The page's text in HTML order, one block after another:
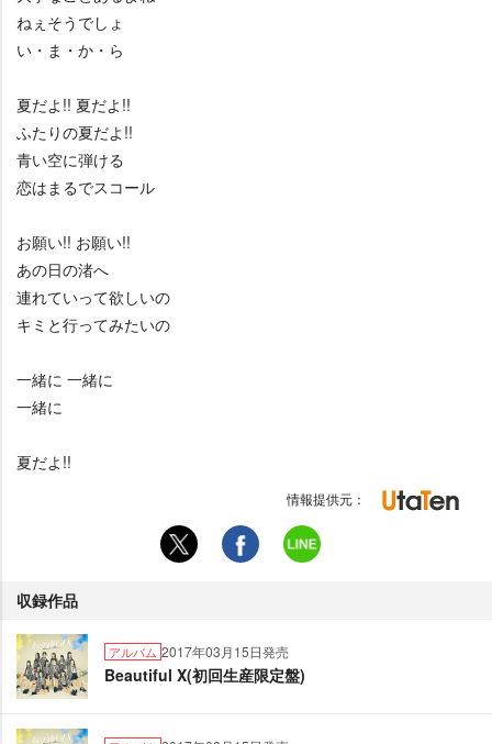
ねぇそうでしょ
い・ま・か・ら
夏だよ!! 夏だよ!!
ふたりの夏だよ!!
青い空に弾ける
恋はまるでスコール
お願い!! お願い!!
あの日の渚へ
連れていって欲しいの
キミと行ってみたいの
一緒に 一緒に
一緒に
夏だよ!!
情報提供元：
収録作品
アルバム 2017年03月15日発売
Beautiful X(初回生産限定盤)